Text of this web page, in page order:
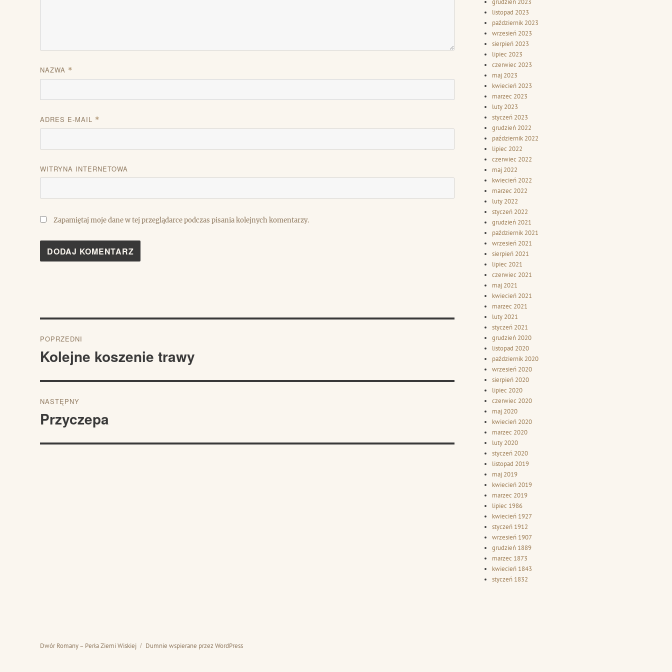
NAZWA *
ADRES E-MAIL *
WITRYNA INTERNETOWA
Zapamiętaj moje dane w tej przeglądarce podczas pisania kolejnych komentarzy.
wpisu
POPRZEDNI
Poprzedni
Kolejne koszenie trawy
NASTĘPNY
Następny
Przyczepa
grudzień 2023
listopad 2023
październik 2023
wrzesień 2023
sierpień 2023
lipiec 2023
czerwiec 2023
maj 2023
kwiecień 2023
marzec 2023
luty 2023
styczeń 2023
grudzień 2022
październik 2022
lipiec 2022
czerwiec 2022
maj 2022
kwiecień 2022
marzec 2022
luty 2022
styczeń 2022
grudzień 2021
październik 2021
wrzesień 2021
sierpień 2021
lipiec 2021
czerwiec 2021
maj 2021
kwiecień 2021
marzec 2021
luty 2021
styczeń 2021
grudzień 2020
listopad 2020
październik 2020
wrzesień 2020
sierpień 2020
lipiec 2020
czerwiec 2020
maj 2020
kwiecień 2020
marzec 2020
luty 2020
styczeń 2020
listopad 2019
maj 2019
kwiecień 2019
marzec 2019
lipiec 1986
kwiecień 1927
styczeń 1912
wrzesień 1907
grudzień 1889
marzec 1873
kwiecień 1843
styczeń 1832
Dwór Romany – Perła Ziemi Wiskiej Dumnie wspierane przez WordPress